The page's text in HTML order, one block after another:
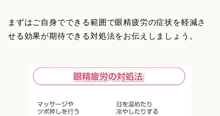
まずはご自身でできる範囲で眼精疲労の症状を軽減さ
せる効果が期待できる対処法をお伝えしましょう。